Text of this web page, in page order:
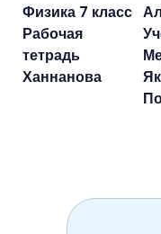
Физика 7 класс
Рабочая
тетрадь
Ханнанова